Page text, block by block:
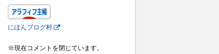
にほんブログ村
※現在コメントを閉じています。